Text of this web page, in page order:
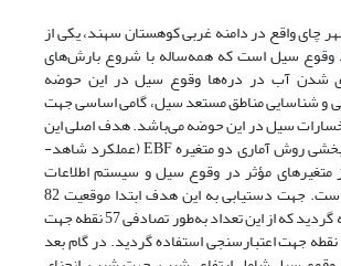
چای واقع در دامنه غربی کوهستان سهند، یکی از
سیل است که همه‌ساله با شروع بارش‌های
شدن آب در دره‌ها وقوع سیل در این حوضه
و شناسایی مناطق مستعد سیل، گامی اساسی جهت
سیل در این حوضه می‌باشد. هدف اصلی این
پژوهش تعیین اثربخشی روش آماری دو متغیره EBF (عملکرد شاهد-
متغیرهای مؤثر در وقوع سیل و سیستم اطلاعات
جغرافیایی (GIS) است. جهت دستیابی به این هدف ابتدا موقعیت 82
نقطه سیل گیر تهیه گردید که از این تعداد به‌طور تصادفی 57 نقطه جهت
آموزش مدل و 25 نقطه جهت اعتبارسنجی استفاده گردید. در گام بعد